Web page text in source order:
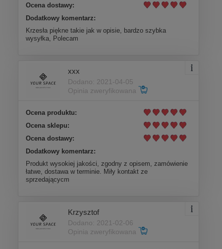
Ocena dostawy:
Dodatkowy komentarz:
Krzesła piękne takie jak w opisie, bardzo szybka
wysyłka, Polecam
xxx
Dodano: 2021-04-05
Opinia zweryfikowana
Ocena produktu:
Ocena sklepu:
Ocena dostawy:
Dodatkowy komentarz:
Produkt wysokiej jakości, zgodny z opisem, zamówienie
łatwe, dostawa w terminie. Miły kontakt ze
sprzedającycm
Krzysztof
Dodano: 2021-02-06
Opinia zweryfikowana